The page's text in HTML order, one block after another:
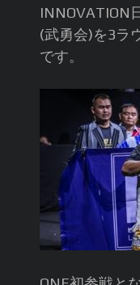
INNOVATION
(武勇会)を3ラ
です。